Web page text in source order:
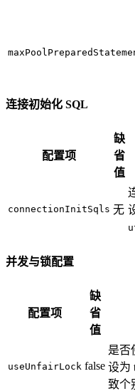
连接初始化 SQL
配置项
缺
省
值
connectionInitSqls 无
并发与锁配置
配置项
缺
省
值
useUnfairLock false
是否
设为
致个